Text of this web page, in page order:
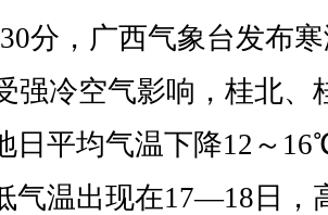
分，广西气象台发布
强冷空气影响，桂北、
日平均气温下降12～
气温出现在17—18日